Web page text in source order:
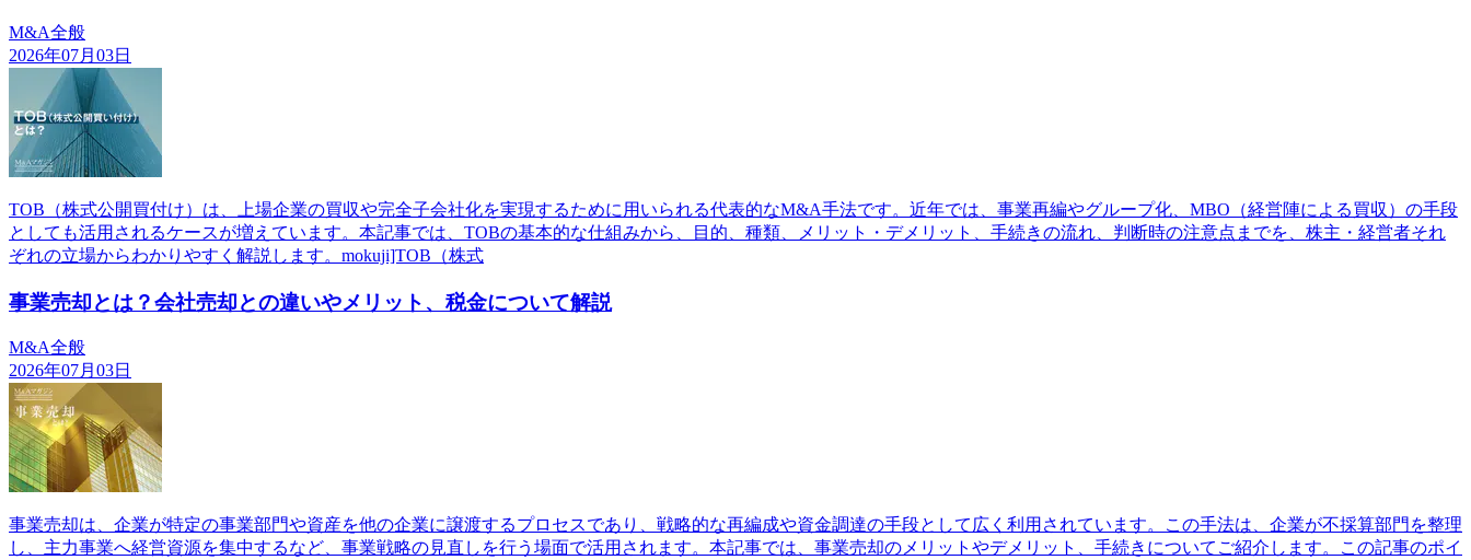
M&A全般
2026年07月03日
TOB（株式公開買付け）は、上場企業の買収や完全子会社化を実現するために用いられる代表的なM&A手法です。近年では、事業再編やグループ化、MBO（経営陣による買収）の手段
としても活用されるケースが増えています。本記事では、TOBの基本的な仕組みから、目的、種類、メリット・デメリット、手続きの流れ、判断時の注意点までを、株主・経営者それ
ぞれの立場からわかりやすく解説します。mokuji]TOB（株式
事業売却とは？会社売却との違いやメリット、税金について解説
M&A全般
2026年07月03日
事業売却は、企業が特定の事業部門や資産を他の企業に譲渡するプロセスであり、戦略的な再編成や資金調達の手段として広く利用されています。この手法は、企業が不採算部門を整理
し、主力事業へ経営資源を集中するなど、事業戦略の見直しを行う場面で活用されます。本記事では、事業売却のメリットやデメリット、手続きについてご紹介します。この記事のポイ